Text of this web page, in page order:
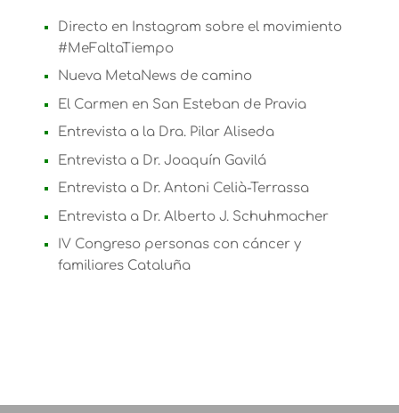
Directo en Instagram sobre el movimiento
#MeFaltaTiempo
Nueva MetaNews de camino
El Carmen en San Esteban de Pravia
Entrevista a la Dra. Pilar Aliseda
Entrevista a Dr. Joaquín Gavilá
Entrevista a Dr. Antoni Celià-Terrassa
Entrevista a Dr. Alberto J. Schuhmacher
IV Congreso personas con cáncer y
familiares Cataluña